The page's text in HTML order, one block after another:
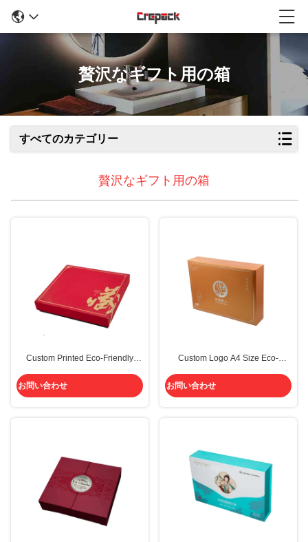
贅沢なギフト用の箱
すべてのカテゴリー
贅沢なギフト用の箱
Custom Printed Eco-Friendly
Printing for Gift Packaging
お問い合わせ
Custom Logo A4 Size Eco-
Box with Magnetic Flip Closure
for Candles
お問い合わせ